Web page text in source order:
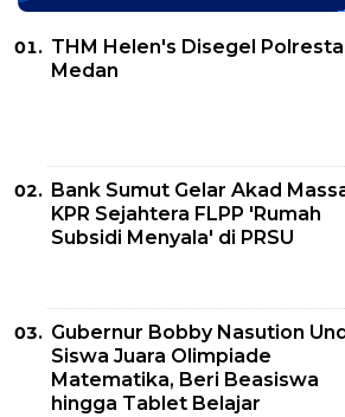
THM Helen's Disegel
Medan
Bank Sumut Gelar Akad
KPR Sejahtera FLPP 'Rumah
Subsidi Menyala' di PRSU
Gubernur Bobby Nasution
Siswa Juara Olimpiade
Matematika, Beri Beasiswa
hingga Tablet Belajar